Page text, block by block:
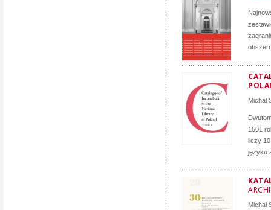
Michał
1501
liczy
języku
Michał